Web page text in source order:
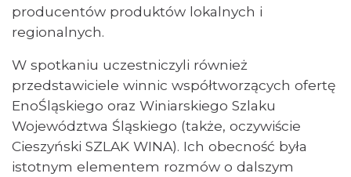
producentów produktów lokalnych i
regionalnych.
W spotkaniu uczestniczyli również
przedstawiciele winnic współtworzących ofertę
EnoŚląskiego oraz Winiarskiego Szlaku
Województwa Śląskiego (także, oczywiście
Cieszyński SZLAK WINA). Ich obecność była
istotnym elementem rozmów o dalszym